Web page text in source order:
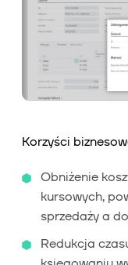
Korzyści
Obniżenie
kursowych,
sprzedaży a
Redukcja